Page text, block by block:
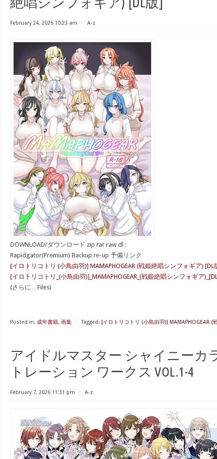
February 24, 2026 10:23 am ⋅ A-z
DOWNLOAD/ダウンロード zip rar raw dl :
Rapidgator(Premium) Backup re-up 予備リンク
[イロトリコトリ (小鳥由羽)] MAMAPHOGEAR (戦姫絶唱シンフォギア) [DL
[イロトリコトリ_(小鳥由羽)]_MAMAPHOGEAR_(戦姫絶唱シンフォギア
(さらに…Files)
Posted in: 成年書籍, 画集 ⋅ Tagged: [イロトリコトリ (小鳥由羽)] MAMAPHOGEAR (
アイドルマスター シャイニーカ
トレーション ワークス VOL.1-4
February 7, 2026 11:31 pm ⋅ A-z